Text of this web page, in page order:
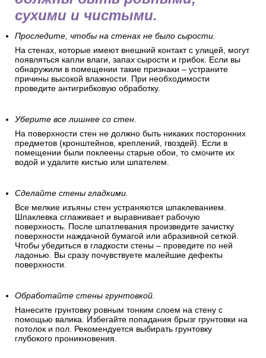
сухими и чистыми.
Проследите, чтобы на стенах не было сырости.
На стенах, которые имеют внешний контакт с улицей, могут
появляться капли влаги, запах сырости и грибок. Если вы
обнаружили в помещении такие признаки – устраните
причины высокой влажности. При необходимости
проведите антигрибковую обработку.
Уберите все лишнее со стен.
На поверхности стен не должно быть никаких посторонних
предметов (кронштейнов, креплений, гвоздей). Если в
помещении были поклеены старые обои, то смочите их
водой и удалите кистью или шпателем.
Сделайте стены гладкими.
Все мелкие изъяны стен устраняются шпаклеванием.
Шпаклевка сглаживает и выравнивает рабочую
поверхность. После шпатлевания произведите зачистку
поверхности наждачной бумагой или абразивной сеткой.
Чтобы убедиться в гладкости стены – проведите по ней
ладонью. Вы сразу почувствуете малейшие дефекты
поверхности.
Обработайте стены грунтовкой.
Нанесите грунтовку ровным тонким слоем на стену с
помощью валика. Избегайте попадания брызг грунтовки на
потолок и пол. Рекомендуется выбирать грунтовку
глубокого проникновения.